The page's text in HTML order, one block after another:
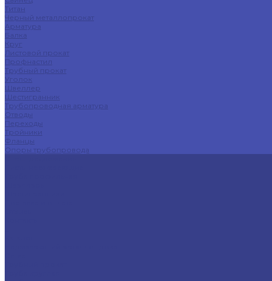
Титан
Черный металлопрокат
Арматура
Балка
Круг
Листовой прокат
Профнастил
Трубный прокат
Уголок
Швеллер
Шестигранник
Трубопроводная арматура
Отводы
Переходы
Тройники
Фланцы
Опоры трубопровода